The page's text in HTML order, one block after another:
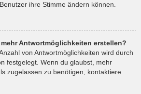
ihre Stimme ändern können.
Antwortmöglichkeiten erstellen?
von Antwortmöglichkeiten wird durch
festgelegt. Wenn du glaubst, mehr
zugelassen zu benötigen, kontaktiere